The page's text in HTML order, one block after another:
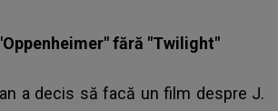
fără "Twilight"
a decis să facă un film despre J.